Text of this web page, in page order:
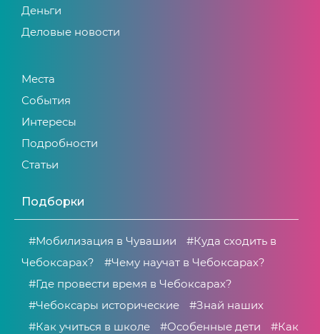
Деньги
Деловые новости
Места
События
Интересы
Подробности
Статьи
Подборки
#Мобилизация в Чувашии
#Куда сходить в
Чебоксарах?
#Чему научат в Чебоксарах?
#Где провести время в Чебоксарах?
#Чебоксары исторические
#Знай наших
#Как учиться в школе
#Особенные дети
#Как